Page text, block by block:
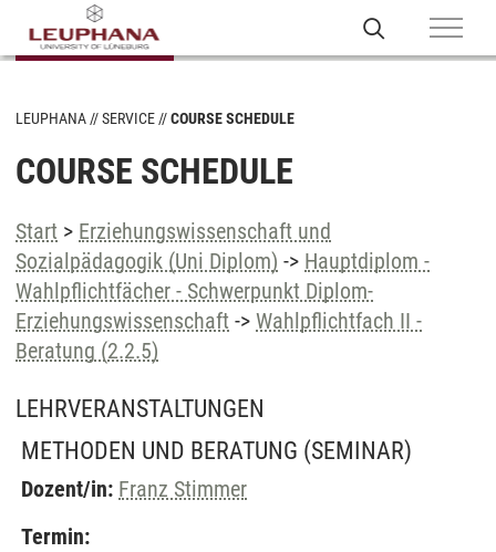
LEUPHANA SERVICE COURSE SCHEDULE
COURSE SCHEDULE
Start > Erziehungswissenschaft und
Sozialpädagogik (Uni Diplom) -> Hauptdiplom -
Wahlpflichtfächer - Schwerpunkt Diplom-
Erziehungswissenschaft -> Wahlpflichtfach II -
Beratung (2.2.5)
LEHRVERANSTALTUNGEN
METHODEN UND BERATUNG (SEMINAR)
Dozent/in: Franz Stimmer
Termin: